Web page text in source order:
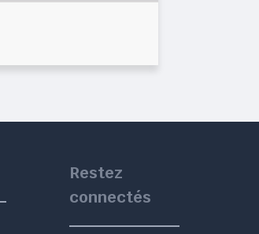
Restez
connectés